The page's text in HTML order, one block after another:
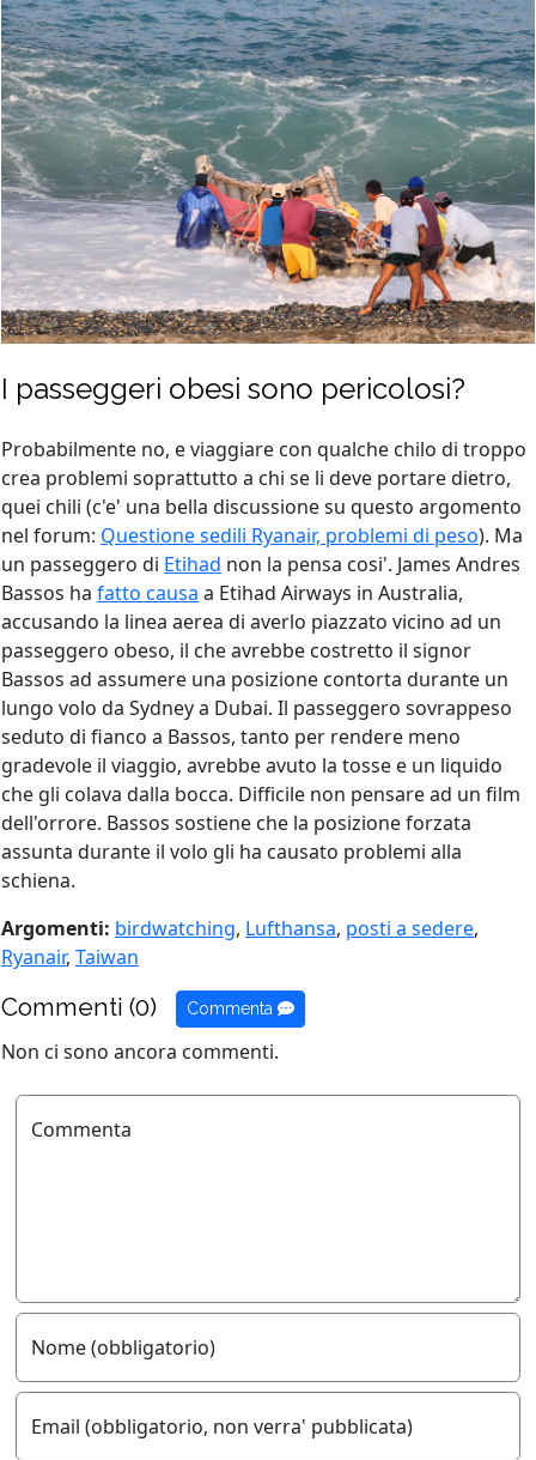
I passeggeri obesi sono pericolosi?
Probabilmente no, e viaggiare con qualche chilo di troppo
crea problemi soprattutto a chi se li deve portare dietro,
quei chili (c'e' una bella discussione su questo argomento
nel forum: Questione sedili Ryanair, problemi di peso). Ma
un passeggero di Etihad non la pensa cosi'. James Andres
Bassos ha fatto causa a Etihad Airways in Australia,
accusando la linea aerea di averlo piazzato vicino ad un
passeggero obeso, il che avrebbe costretto il signor
Bassos ad assumere una posizione contorta durante un
lungo volo da Sydney a Dubai. Il passeggero sovrappeso
seduto di fianco a Bassos, tanto per rendere meno
gradevole il viaggio, avrebbe avuto la tosse e un liquido
che gli colava dalla bocca. Difficile non pensare ad un film
dell'orrore. Bassos sostiene che la posizione forzata
assunta durante il volo gli ha causato problemi alla
schiena.
Argomenti: birdwatching, Lufthansa, posti a sedere,
Ryanair, Taiwan
Commenti (0) Commenta
Non ci sono ancora commenti.
Commenta
Nome (obbligatorio)
Email (obbligatorio, non verra' pubblicata)